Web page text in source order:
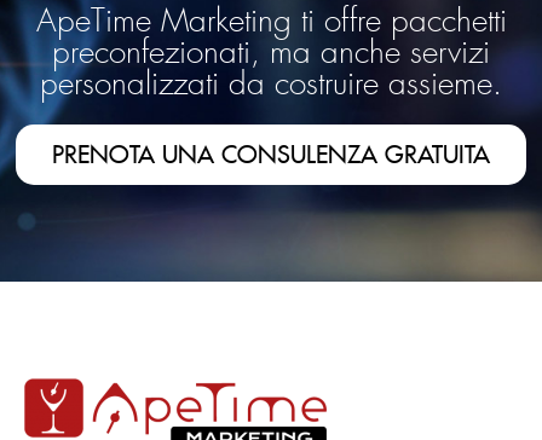
ApeTime Marketing ti offre pacchetti
preconfezionati, ma anche servizi
personalizzati da costruire assieme.
PRENOTA UNA CONSULENZA GRATUITA